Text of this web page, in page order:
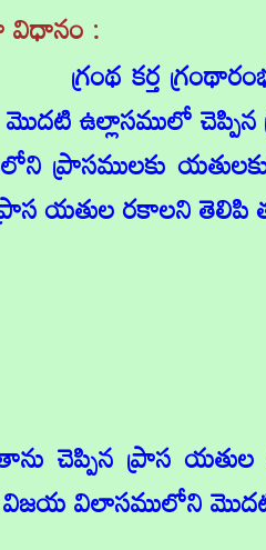
విధానం :
గ్రంథ కర్త
ఉల్లాసములో చెప్పిన
ప్రాసములకు
యతుల రకాలని తెలిపి
చెప్పిన ప్రాస యతుల
విజయ విలాసములోని